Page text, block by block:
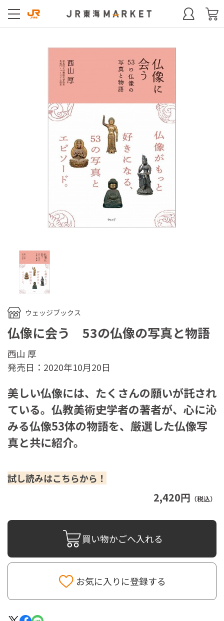
ウェッジブックス
仏像に会う 53の仏像の写真と物語
2,420円 （税込）
西山 厚
発売日：2020年10月20日
美しい仏像には、たくさんの願いが託され
ている。仏教美術史学者の著者が、心に沁
みる仏像53体の物語を、厳選した仏像写
真と共に紹介。
試し読みはこちらから！
買い物かごへ入れる
お気に入りに登録する